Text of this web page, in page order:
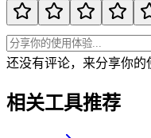
还没有评论，来分享你的
相关工具推荐